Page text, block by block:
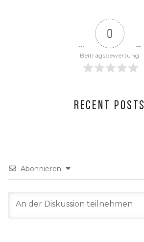
0
Beitragsbewertung
RECENT POSTS
Abonnieren